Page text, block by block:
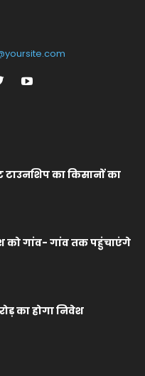
टाउनशिप का किसानों का
को गांव- गांव तक पहुंचाएंगे
का होगा निवेश